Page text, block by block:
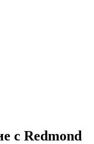
с Redmond